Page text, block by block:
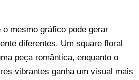
mesmo gráfico pode gerar
diferentes. Um square floral
peça romântica, enquanto o
vibrantes ganha um visual mais